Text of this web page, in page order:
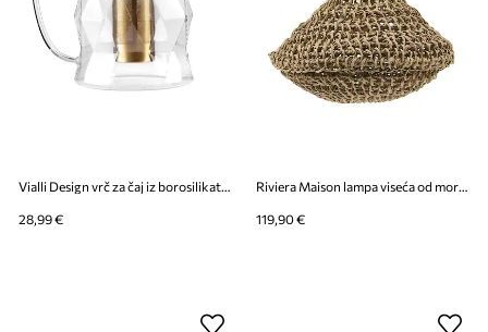
Vialli Design vrč za čaj iz borosilikatnog stakla 1,3 l
28,99 €
Riviera Maison lampa viseća od morske trave 50 x 25 cm
119,90 €